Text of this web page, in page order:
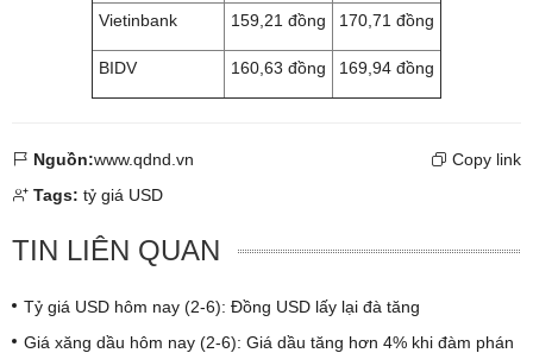
Vietinbank 159,21 đồng 170,71 đồng
BIDV 160,63 đồng 169,94 đồng
Nguồn:www.qdnd.vn
Copy link
Tags: tỷ giá USD
TIN LIÊN QUAN
Tỷ giá USD hôm nay (2-6): Đồng USD lấy lại đà tăng
Giá xăng dầu hôm nay (2-6): Giá dầu tăng hơn 4% khi đàm phán